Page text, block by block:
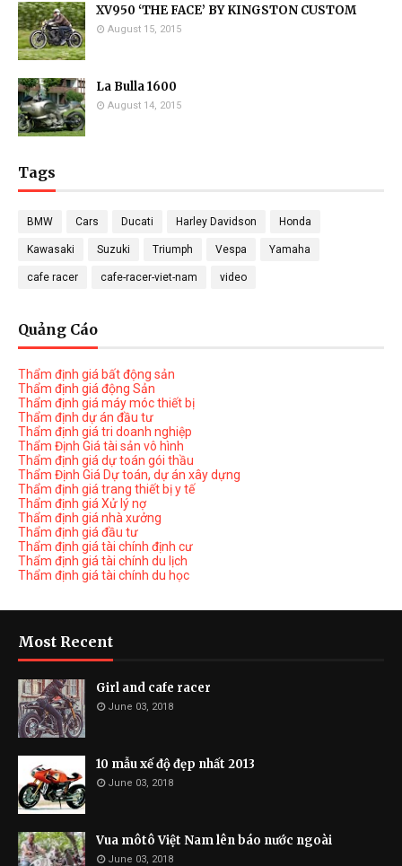
XV950 ‘THE FACE’ BY KINGSTON CUSTOM
August 15, 2015
La Bulla 1600
August 14, 2015
Tags
BMW Cars Ducati Harley Davidson Honda
Kawasaki Suzuki Triumph Vespa Yamaha
cafe racer cafe-racer-viet-nam video
Quảng Cáo
Thẩm định giá bất động sản
Thẩm định giá động Sản
Thẩm định giá máy móc thiết bị
Thẩm định dự án đầu tư
Thẩm định giá tri doanh nghiệp
Thẩm Định Giá tài sản vô hình
Thẩm định giá dự toán gói thầu
Thẩm Định Giá Dự toán, dự án xây dựng
Thẩm định giá trang thiết bị y tế
Thẩm định giá Xử lý nợ
Thẩm định giá nhà xưởng
Thẩm định giá đầu tư
Thẩm định giá tài chính định cư
Thẩm định giá tài chính du lịch
Thẩm định giá tài chính du học
Most Recent
Girl and cafe racer
June 03, 2018
10 mẫu xế độ đẹp nhất 2013
June 03, 2018
Vua môtô Việt Nam lên báo nước ngoài
June 03, 2018